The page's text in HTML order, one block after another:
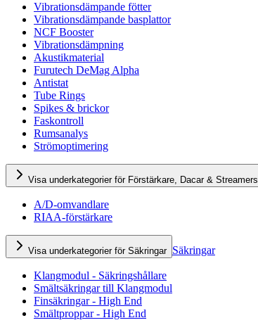
Vibrationsdämpande fötter
Vibrationsdämpande basplattor
NCF Booster
Vibrationsdämpning
Akustikmaterial
Furutech DeMag Alpha
Antistat
Tube Rings
Spikes & brickor
Faskontroll
Rumsanalys
Strömoptimering
Visa underkategorier för Förstärkare, Dacar & Streamers
A/D-omvandlare
RIAA-förstärkare
Visa underkategorier för Säkringar Säkringar
Klangmodul - Säkringshållare
Smältsäkringar till Klangmodul
Finsäkringar - High End
Smältproppar - High End